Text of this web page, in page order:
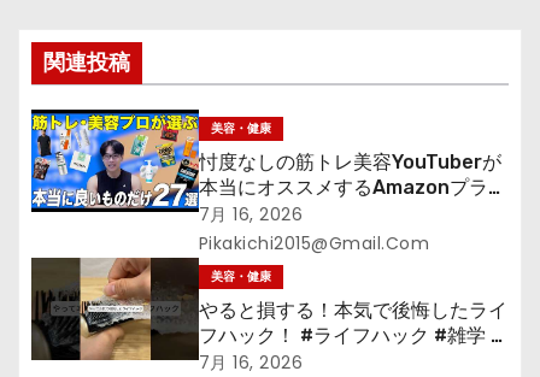
ョ
ン
関連投稿
美容・健康
忖度なしの筋トレ美容YouTuberが
本当にオススメするAmazonプライ
ムデーセールで買うべきもの
7月 16, 2026
Pikakichi2015@gmail.com
美容・健康
やると損する！本気で後悔したライ
フハック！ #ライフハック #雑学 #
裏技 #shorts #海外
7月 16, 2026